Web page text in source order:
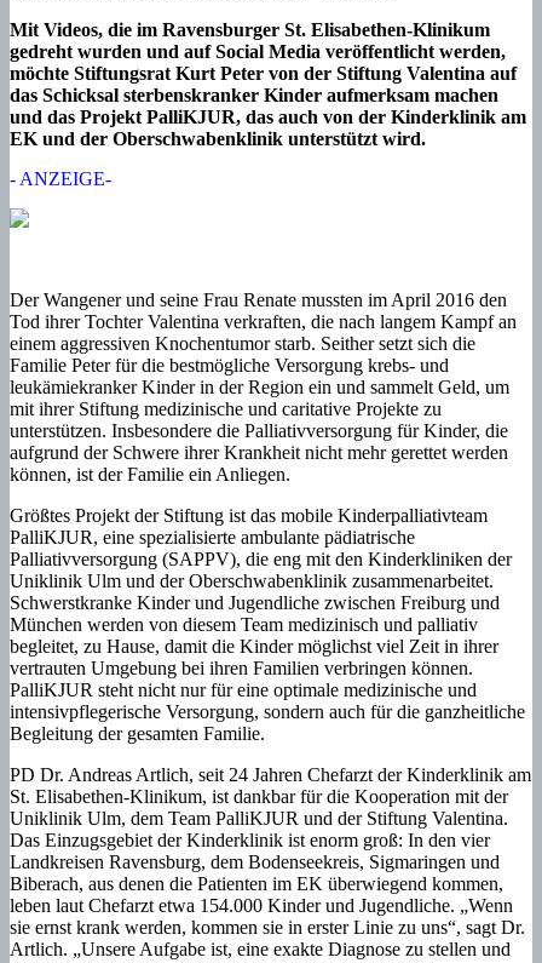
Mit Videos, die im Ravensburger St. Elisabethen-Klinikum
gedreht wurden und auf Social Media veröffentlicht werden,
möchte Stiftungsrat Kurt Peter von der Stiftung Valentina auf
das Schicksal sterbenskranker Kinder aufmerksam machen
und das Projekt PalliKJUR, das auch von der Kinderklinik am
EK und der Oberschwabenklinik unterstützt wird.
- ANZEIGE-
Der Wangener und seine Frau Renate mussten im April 2016 den
Tod ihrer Tochter Valentina verkraften, die nach langem Kampf an
einem aggressiven Knochentumor starb. Seither setzt sich die
Familie Peter für die bestmögliche Versorgung krebs- und
leukämiekranker Kinder in der Region ein und sammelt Geld, um
mit ihrer Stiftung medizinische und caritative Projekte zu
unterstützen. Insbesondere die Palliativversorgung für Kinder, die
aufgrund der Schwere ihrer Krankheit nicht mehr gerettet werden
können, ist der Familie ein Anliegen.
Größtes Projekt der Stiftung ist das mobile Kinderpalliativteam
PalliKJUR, eine spezialisierte ambulante pädiatrische
Palliativversorgung (SAPPV), die eng mit den Kinderkliniken der
Uniklinik Ulm und der Oberschwabenklinik zusammenarbeitet.
Schwerstkranke Kinder und Jugendliche zwischen Freiburg und
München werden von diesem Team medizinisch und palliativ
begleitet, zu Hause, damit die Kinder möglichst viel Zeit in ihrer
vertrauten Umgebung bei ihren Familien verbringen können.
PalliKJUR steht nicht nur für eine optimale medizinische und
intensivpflegerische Versorgung, sondern auch für die ganzheitliche
Begleitung der gesamten Familie.
PD Dr. Andreas Artlich, seit 24 Jahren Chefarzt der Kinderklinik am
St. Elisabethen-Klinikum, ist dankbar für die Kooperation mit der
Uniklinik Ulm, dem Team PalliKJUR und der Stiftung Valentina.
Das Einzugsgebiet der Kinderklinik ist enorm groß: In den vier
Landkreisen Ravensburg, dem Bodenseekreis, Sigmaringen und
Biberach, aus denen die Patienten im EK überwiegend kommen,
leben laut Chefarzt etwa 154.000 Kinder und Jugendliche. „Wenn
sie ernst krank werden, kommen sie in erster Linie zu uns“, sagt Dr.
Artlich. „Unsere Aufgabe ist, eine exakte Diagnose zu stellen und